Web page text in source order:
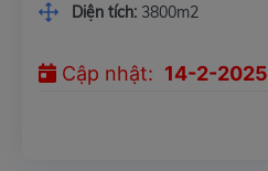
Diện tích: 3800m2
Cập nhật: 14-2-2025